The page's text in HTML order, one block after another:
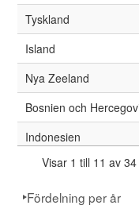
37
University of Exeter
38
Høgskolen i
39
Köpenhamns
40
Marie
41
Montclair State
Nordiska
43
OsloMet
Tyskland
Island
Nya Zeeland
Bosnien och
Indonesien
Iran
Nederländerna
Visar 1 till 11 av
Fördelning per år